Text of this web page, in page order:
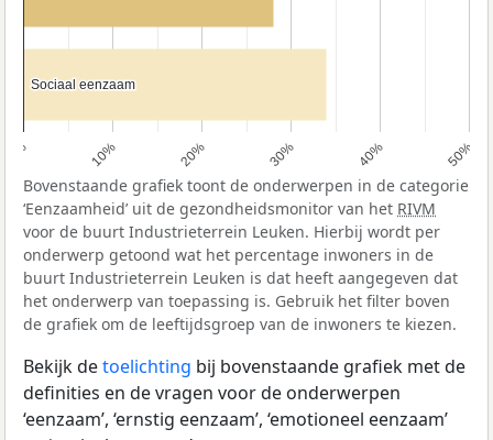
0% 10% 20% 30% 40% 50%
Sociaal eenzaam
Sociaal eenzaam
Bovenstaande grafiek toont de onderwerpen in de categorie
‘Eenzaamheid’ uit de gezondheidsmonitor van het RIVM
voor de buurt Industrieterrein Leuken. Hierbij wordt per
onderwerp getoond wat het percentage inwoners in de
buurt Industrieterrein Leuken is dat heeft aangegeven dat
het onderwerp van toepassing is. Gebruik het filter boven
de grafiek om de leeftijdsgroep van de inwoners te kiezen.
Bekijk detoelichting bij bovenstaande grafiek met de
definities en de vragen voor de onderwerpen
‘eenzaam’, ‘ernstig eenzaam’, ‘emotioneel eenzaam’